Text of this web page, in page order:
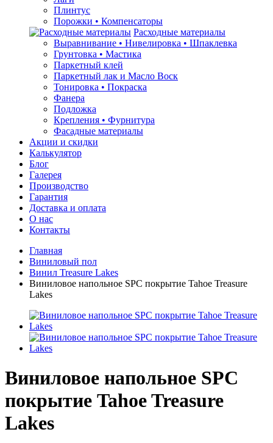
Плинтус
Порожки • Компенсаторы
Расходные материалы
Выравнивание • Нивелировка • Шпаклевка
Грунтовкa • Мастика
Паркетный клей
Паркетный лак и Масло Воск
Тонировка • Покраска
Фанера
Подложка
Крепления • Фурнитура
Фасадные материалы
Акции и скидки
Калькулятор
Блог
Галерея
Производство
Гарантия
Доставка и оплата
О нас
Контакты
Главная
Виниловый пол
Винил Treasure Lakes
Виниловое напольное SPC покрытие Tahoe Treasure
Lakes
Виниловое напольное SPC
покрытие Tahoe Treasure
Lakes